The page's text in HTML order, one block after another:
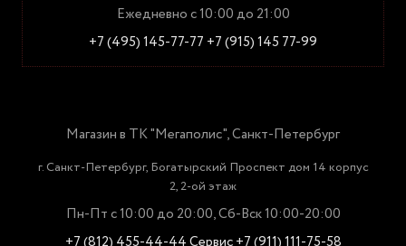
Ежедневно с 10:00 до 21:00
+7 (495) 145-77-77 +7 (915) 145 77-99
Магазин в ТК "Мегаполис", Санкт-Петербург
г. Санкт-Петербург, Богатырский Проспект дом 14 корпус
2, 2-ой этаж
Пн-Пт с 10:00 до 20:00, Сб-Вск 10:00-20:00